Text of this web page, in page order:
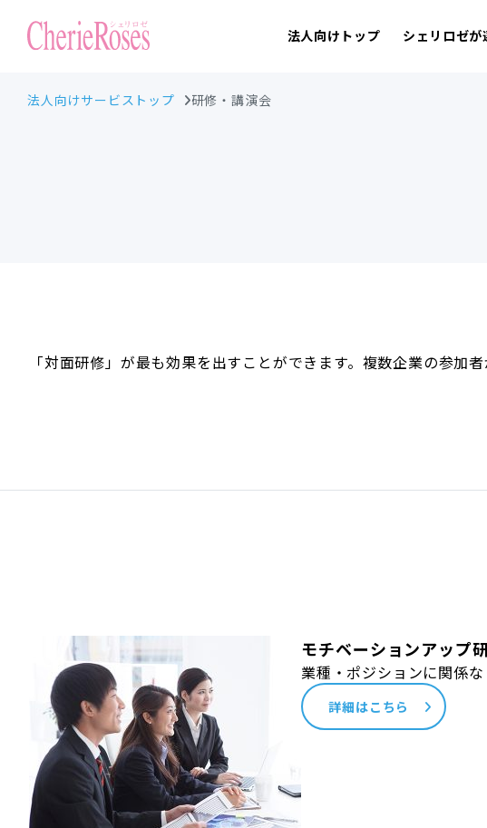
法人向けトップ シェリロゼ
法人向けサービストップ 研修・講演会
「対面研修」が最も効果を出すことができます。複数企業の参加
モチベーションアップ
業種・ポジションに関係
詳細はこちら